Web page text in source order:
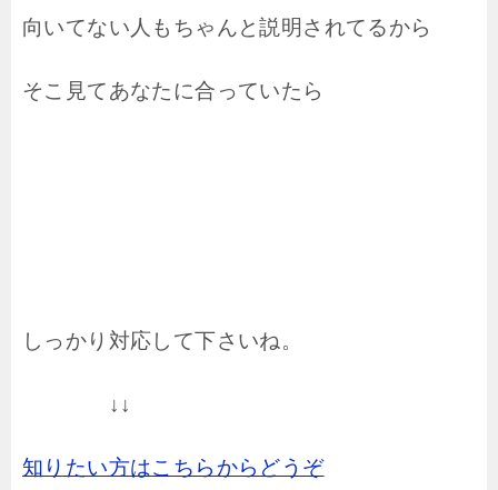
向いてない人もちゃんと説明されてるから
そこ見てあなたに合っていたら
しっかり対応して下さいね。
↓↓
知りたい方はこちらからどうぞ